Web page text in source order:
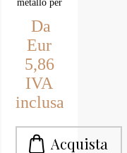
metallo per
media
entità
Da
Eur
5,86
IVA
inclusa